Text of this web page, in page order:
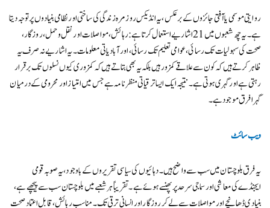
روایتی موسمی یا آفتی جائزوں کے برعکس، یہ انڈیکس روزمرہ زندگی کی ساختی اور نظامی بنیادوں پر توجہ دیتا
ہے۔ یہ چھ شعبوں میں 21 اشاریے استعمال کرتا ہے: رہائش، مواصلات اور نقل و حمل، روزگار،
صحت کی سہولیات تک رسائی، عوامی تعلیم تک رسائی، اور آبادیاتی معلومات۔ یہ اشاریے نہ صرف یہ
ظاہر کرتے ہیں کہ کون سے علاقے کمزور ہیں بلکہ یہ بھی بتاتے ہیں کہ کمزوری کیوں نسلوں تک برقرار
رہتی ہے اور گہری ہوتی ہے۔ نتیجہ ایک ایسا ترقیاتی منظرنامہ ہے جس میں امتیاز اور محرومی کے درمیان
گہرا فرق موجود ہے۔
ویب سائٹ
یہ فرق بلوچستان میں سب سے واضح ہیں۔ دہائیوں کی سیاسی تقریروں کے باوجود، یہ صوبہ قومی
ایجنڈے کی معاشی اور سماجی سرحد پر پھنسے ہوئے ہے۔ تقریباً ہر شعبے میں بلوچستان سب سے پیچھے ہے،
بنیادی ڈھانچے اور مواصلات سے لے کر روزگار اور انسانی ترقی تک۔ مناسب رہائش، قابل اعتماد صحت